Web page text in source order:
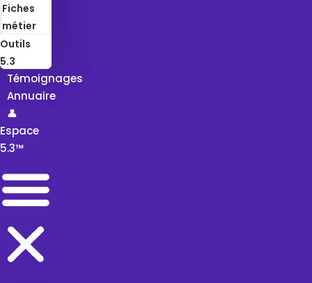
Fiches
métier
Outils
5.3
Témoignages
Annuaire
👤
Espace
5.3™